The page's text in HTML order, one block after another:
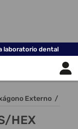
laboratorio dental
Externo /
HEX